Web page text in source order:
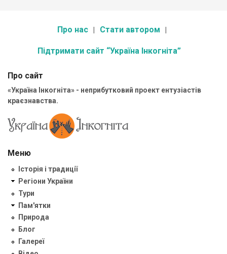
Про нас Стати автором
Підтримати сайт “Україна Інкогніта”
Про сайт
«Україна Інкогніта» - неприбутковий проект ентузіастів
краєзнавства.
Меню
Історія і традиції
Регіони України
Тури
Пам'ятки
Природа
Блог
Галереї